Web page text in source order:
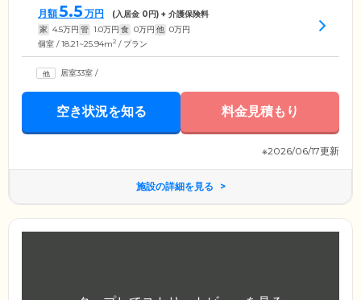
月額5.5 万円 (入居金 0円) + 介護保険料
家 4.5万円 管 1.0万円 食 0万円 他 0万円
個室 / 18.21~25.94m2 / プラン
居室33室 /
空き状況を知る 料金見積もり
※2026/06/17更新
施設の詳細を見る